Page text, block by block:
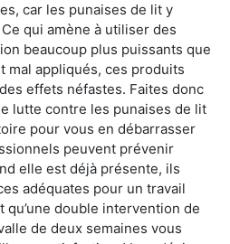
car les punaises de lit y
qui amène à utiliser des
beaucoup plus puissants que
mal appliqués, ces produits
effets néfastes. Faites donc
lutte contre les punaises de lit
pour vous en débarrasser
peuvent prévenir
elle est déjà présente, ils
adéquates pour un travail
double intervention de
de deux semaines vous